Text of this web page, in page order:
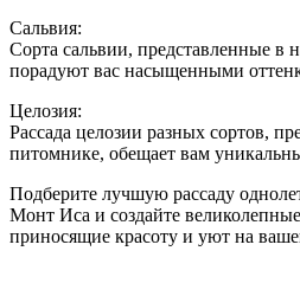
Сальвия:
Сорта сальвии, представленные в
порадуют вас насыщенными
Целозия:
Рассада целозии разных сортов,
питомнике, обещает вам
Подберите лучшую рассаду
Монт Иса и создайте
приносящие красоту и уют на